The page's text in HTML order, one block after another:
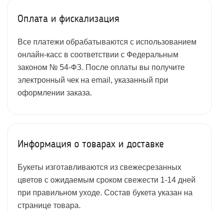
Оплата и фискализация
Все платежи обрабатываются с использованием
онлайн-касс в соответствии с Федеральным
законом № 54-ФЗ. После оплаты вы получите
электронный чек на email, указанный при
оформлении заказа.
Информация о товарах и доставке
Букеты изготавливаются из свежесрезанных
цветов с ожидаемым сроком свежести 1-14 дней
при правильном уходе. Состав букета указан на
странице товара.